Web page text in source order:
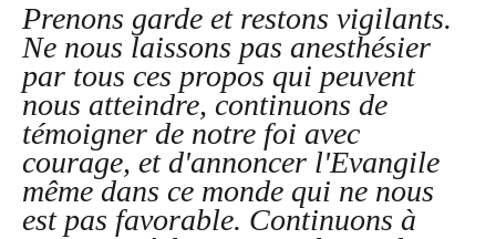
Prenons garde et restons vigilants.
Ne nous laissons pas anesthésier
par tous ces propos qui peuvent
nous atteindre, continuons de
témoigner de notre foi avec
courage, et d'annoncer l'Evangile
même dans ce monde qui ne nous
est pas favorable. Continuons à